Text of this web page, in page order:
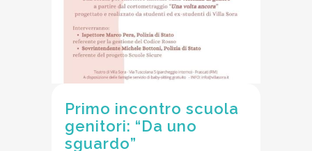
Primo incontro scuola
genitori: “Da uno
sguardo”